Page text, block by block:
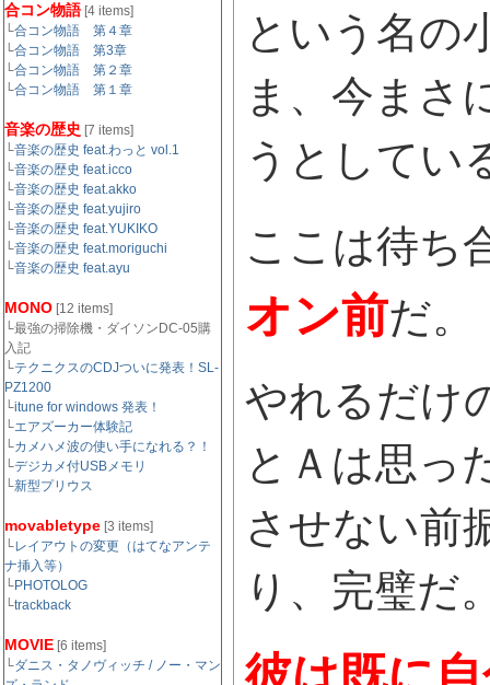
合コン物語 [4 items]
└合コン物語 第４章
└合コン物語 第3章
└合コン物語 第２章
└合コン物語 第１章
音楽の歴史 [7 items]
└音楽の歴史 feat.わっと vol.1
└音楽の歴史 feat.icco
└音楽の歴史 feat.akko
└音楽の歴史 feat.yujiro
└音楽の歴史 feat.YUKIKO
└音楽の歴史 feat.moriguchi
└音楽の歴史 feat.ayu
MONO [12 items]
└最強の掃除機・ダイソンDC-05購
入記
└テクニクスのCDJついに発表！SL-
PZ1200
└itune for windows 発表！
└エアズーカー体験記
└カメハメ波の使い手になれる？！
└デジカメ付USBメモリ
└新型プリウス
movabletype [3 items]
└レイアウトの変更（はてなアンテ
ナ挿入等）
└PHOTOLOG
└trackback
MOVIE [6 items]
└ダニス・タノヴィッチ / ノー・マン
という名の
ま、今まさ
うとしてい
ここは待ち
オン前だ。
やれるだけ
とＡは思っ
させない前
り、完璧だ